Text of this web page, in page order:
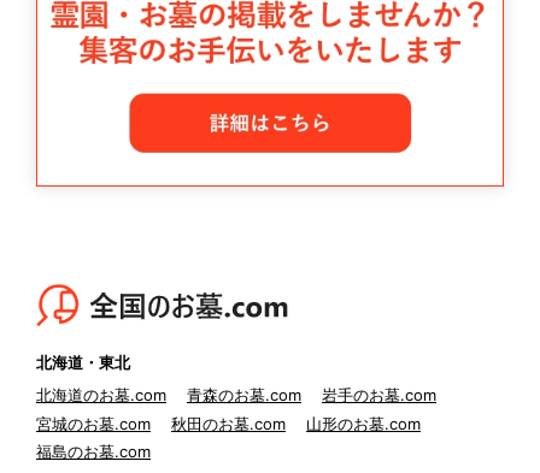
北海道・東北
北海道のお墓.com
青森のお墓.com
岩手のお墓.com
宮城のお墓.com
秋田のお墓.com
山形のお墓.com
福島のお墓.com